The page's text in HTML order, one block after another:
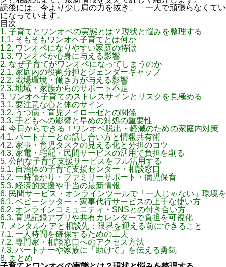
読後には、今より少し肩の力を抜き、「一人で頑張らなくて
になっています。
目次
1. 子育てとワンオペの実態とは？現状と悩みを整理する
1.1. そもそもワンオペ子育てとは何か
1.2. ワンオペになりやすい家庭の特徴
1.3. ワンオペが心身に与える影響
2. なぜ子育てがワンオペになってしまうのか
2.1. 家庭内の役割分担とジェンダーギャップ
2.2. 職場環境・働き方が与える影響
2.3. 地域・家族からのサポート不足
3. ワンオペ子育てのストレスサインとリスクを見極める
3.1. 要注意な心と体のサイン
3.2. うつ病・育児ノイローゼとの関係
3.3. 子どもへの影響と早めの対処の重要性
4. 今日からできる！ワンオペ脱出・軽減のための家庭内対策
4.1. パートナーとの話し合い方と情報共有術
4.2. 家事・育児タスクの見える化と分担のコツ
4.3. 家電・宅配・民間サービスの活用で負担を削る
5. 公的な子育て支援サービスをフル活用する
5.1. 自治体の子育て支援センター・相談窓口
5.2. 一時預かり・ファミリーサポート・病児保育
5.3. 経済的支援や手当の最新情報
6. 民間サービス・オンラインツールで「一人じゃない」環境
6.1. ベビーシッター・家事代行サービスの上手な使い方
6.2. オンラインコミュニティ・SNSとの付き合い方
6.3. 育児記録アプリや共有カレンダーで負担を可視化
7. メンタルケアと相談先：限界を迎える前にできること
7.1. 一人時間を確保するための工夫
7.2. 専門家・相談窓口へのアクセス方法
7.3. パートナーや家族に「助けて」を伝える勇気
8. まとめ